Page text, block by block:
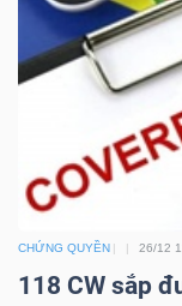
CHỨNG QUYỀN 26/12
118 CW sắp
Tất cả
(-)
Bài
viết